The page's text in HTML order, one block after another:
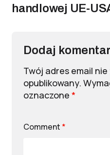
handlowej UE-
Dodaj
Twój adres email
opublikowany.
oznaczone *
Comment *